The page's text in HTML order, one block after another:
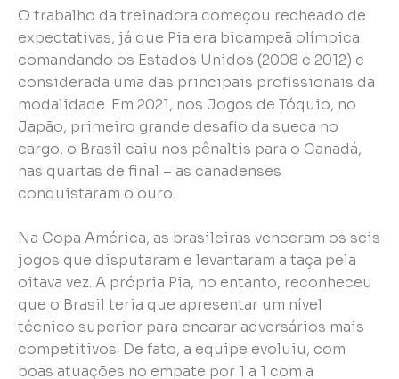
O trabalho da treinadora começou recheado de
expectativas, já que Pia era bicampeã olímpica
comandando os Estados Unidos (2008 e 2012) e
considerada uma das principais profissionais da
modalidade. Em 2021, nos Jogos de Tóquio, no
Japão, primeiro grande desafio da sueca no
cargo, o Brasil caiu nos pênaltis para o Canadá,
nas quartas de final – as canadenses
conquistaram o ouro.
Na Copa América, as brasileiras venceram os seis
jogos que disputaram e levantaram a taça pela
oitava vez. A própria Pia, no entanto, reconheceu
que o Brasil teria que apresentar um nível
técnico superior para encarar adversários mais
competitivos. De fato, a equipe evoluiu, com
boas atuações no empate por 1 a 1 com a